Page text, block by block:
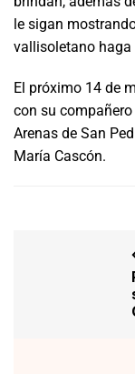
le sigan
vallisoletano haga
El próximo 14 de
con su
Arenas de San
María Cascón.